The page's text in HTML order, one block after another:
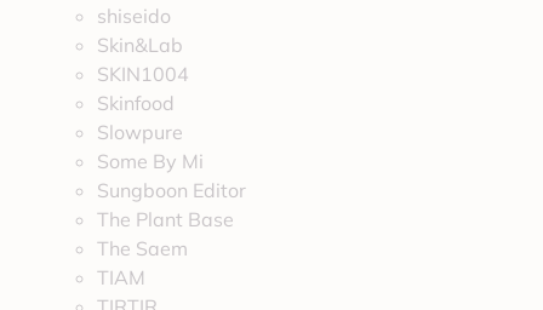
shiseido
Skin&Lab
SKIN1004
Skinfood
Slowpure
Some By Mi
Sungboon Editor
The Plant Base
The Saem
TIAM